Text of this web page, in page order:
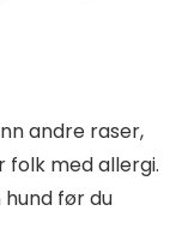
andre raser,
folk med allergi.
før du